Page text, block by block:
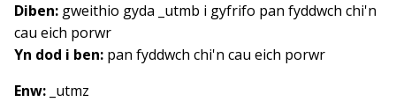
Diben: gweithio gyda _utmb i gyfrifo pan fyddwch chi'n
cau eich porwr
Yn dod i ben: pan fyddwch chi'n cau eich porwr
Enw: _utmz